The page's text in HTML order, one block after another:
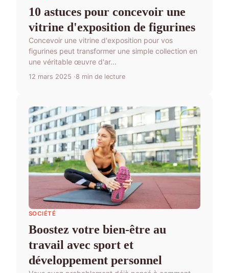
10 astuces pour concevoir une
vitrine d'exposition de figurines
Concevoir une vitrine d'exposition pour vos
figurines peut transformer une simple collection en
une véritable œuvre d'ar...
12 mars 2025 8 min de lecture
SOCIÉTÉ
Boostez votre bien-être au
travail avec sport et
développement personnel